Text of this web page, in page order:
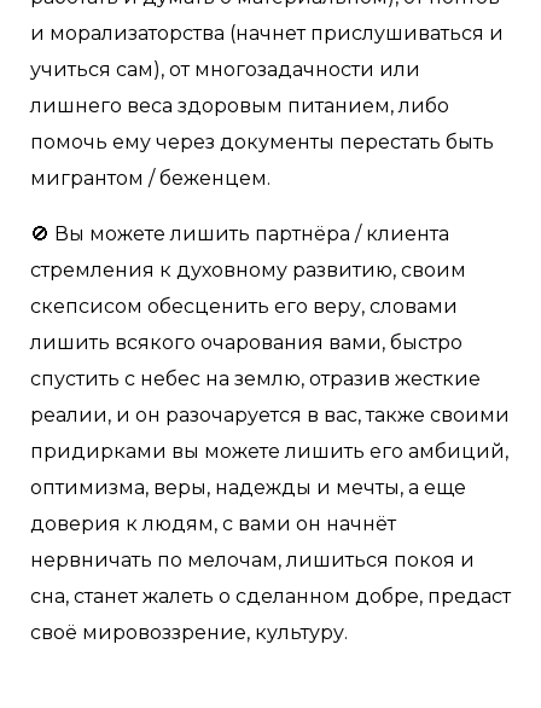
и морализаторства (начнет прислушиваться и
учиться сам), от многозадачности или
лишнего веса здоровым питанием, либо
помочь ему через документы перестать быть
мигрантом / беженцем.
🚫 Вы можете лишить партнёра / клиента
стремления к духовному развитию, своим
скепсисом обесценить его веру, словами
лишить всякого очарования вами, быстро
спустить с небес на землю, отразив жесткие
реалии, и он разочаруется в вас, также своими
придирками вы можете лишить его амбиций,
оптимизма, веры, надежды и мечты, а еще
доверия к людям, с вами он начнёт
нервничать по мелочам, лишиться покоя и
сна, станет жалеть о сделанном добре, предаст
своё мировоззрение, культуру.